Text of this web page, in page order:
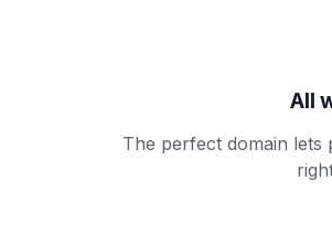
All
The perfect domain